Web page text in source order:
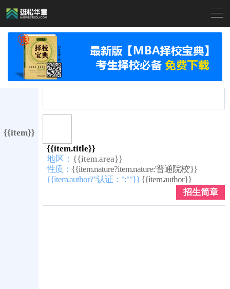

{{item}}
{{item.title}}
地区： {{item.area}}
性质： {{item.nature?item.nature:'普通院校'}}
{{item.author?"认证：":""}} {{item.author}}
招生简章